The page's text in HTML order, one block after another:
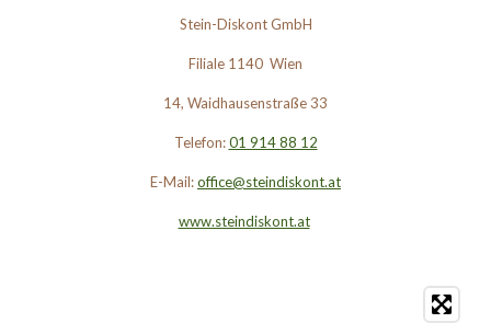
Stein-Diskont GmbH
Filiale 1140 Wien
14, Waidhausenstraße 33
Telefon: 01 914 88 12
E-Mail:office@steindiskont.at
www.steindiskont.at